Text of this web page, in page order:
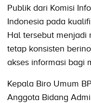
Publik dari Komisi
Indonesia pada
Hal tersebut menjadi
tetap konsisten
akses informasi bagi
Kepala Biro Umum
Anggota Bidang